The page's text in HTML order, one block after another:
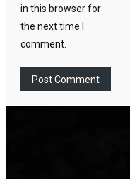
in this browser for
the next time I
comment.